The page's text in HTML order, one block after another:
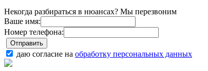
Некогда разбираться в нюансах? Мы перезвоним
Ваше имя:
Номер телефона:
даю согласие на обработку персональных данных